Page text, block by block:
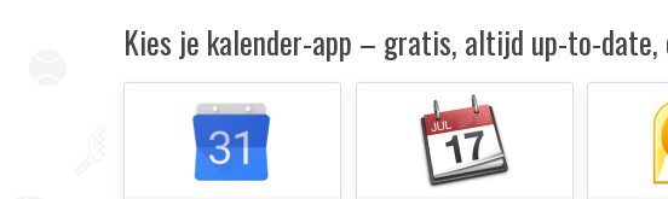
Kies je kalender-app – gratis, altijd up-to-date,